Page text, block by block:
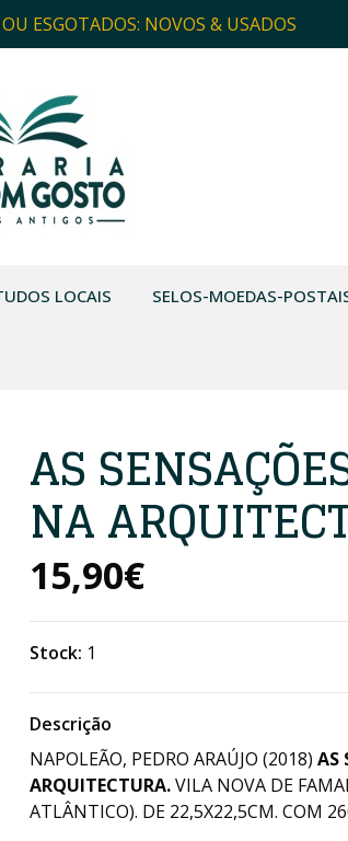
ESGOTADOS: NOVOS & USADOS
LOCAIS SELOS-MOEDAS-
AS
NA
15,90€
Stock: 1
Descrição
NAPOLEÃO, PEDRO ARAÚJO (2018) AS
ARQUITECTURA.VILA NOVA DE
ATLÂNTICO). DE 22,5X22,5CM. COM